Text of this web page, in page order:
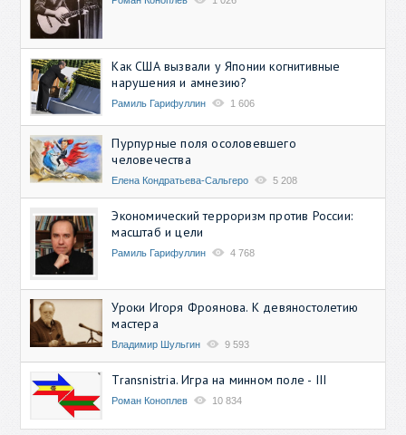
Как США вызвали у Японии когнитивные
нарушения и амнезию?
Рамиль Гарифуллин 1 606
Пурпурные поля осоловевшего
человечества
Елена Кондратьева-Сальгеро 5 208
Экономический терроризм против России:
масштаб и цели
Рамиль Гарифуллин 4 768
Уроки Игоря Фроянова. К девяностолетию
мастера
Владимир Шульгин 9 593
Transnistria. Игра на минном поле - III
Роман Коноплев 10 834